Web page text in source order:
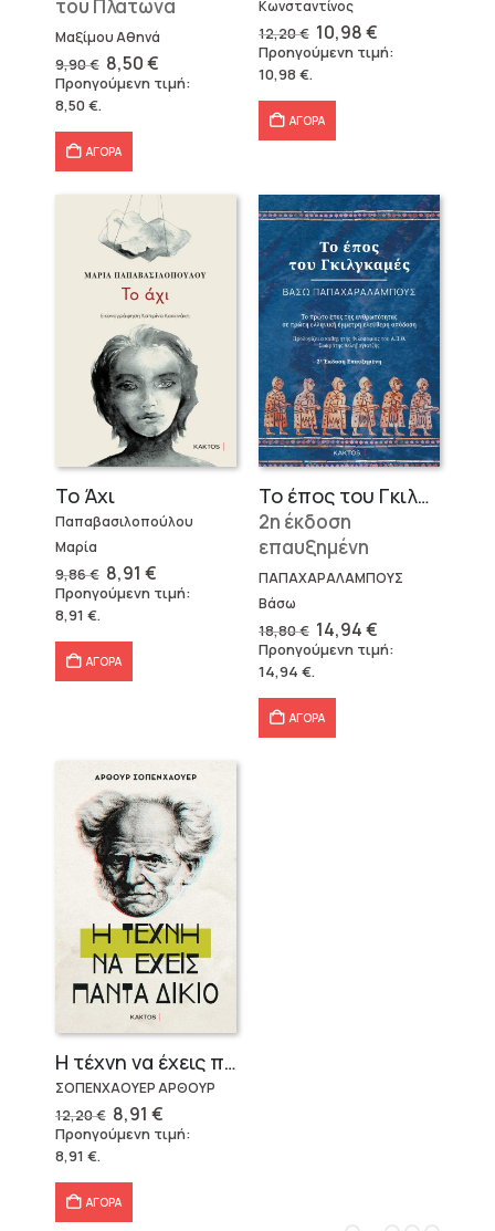
του Πλάτωνα
Μαξίμου Αθηνά
9,90€ Original
price
was:
8,50€Η
τρέχουσα
τιμή
Προηγούμενη τιμή:
8,50€.
ΑΓΟΡΑ
Κωνσταντίνος
12,20€ Original
price
was:
10,98€Η
τρέχουσα
τιμή
Προηγούμενη τιμή:
10,98 €.
ΑΓΟΡΑ
Το Άχι
Παπαβασιλοπούλου
Μαρία
9,86€ Original
price
was:
8,91 €Η
τρέχουσα
τιμή
Προηγούμενη τιμή:
8,91 €.
ΑΓΟΡΑ
Το έπος του Γκιλγκαμές
2η έκδοση
επαυξημένη
ΠΑΠΑΧΑΡΑΛΑΜΠΟΥΣ
Βάσω
18,80€ Original
price
was:
18,80 €.
14,94€Η
τρέχουσα
τιμή
Προηγούμενη τιμή:
14,94 €.
ΑΓΟΡΑ
Η τέχνη να έχεις πάντα δίκιο – Άρθουρ Σοπενχάουερ
ΣΟΠΕΝΧΑΟΥΕΡ ΑΡΘΟΥΡ
12,20€ Original
price
was:
8,91 €Η
τρέχουσα
τιμή
Προηγούμενη τιμή:
8,91 €.
ΑΓΟΡΑ